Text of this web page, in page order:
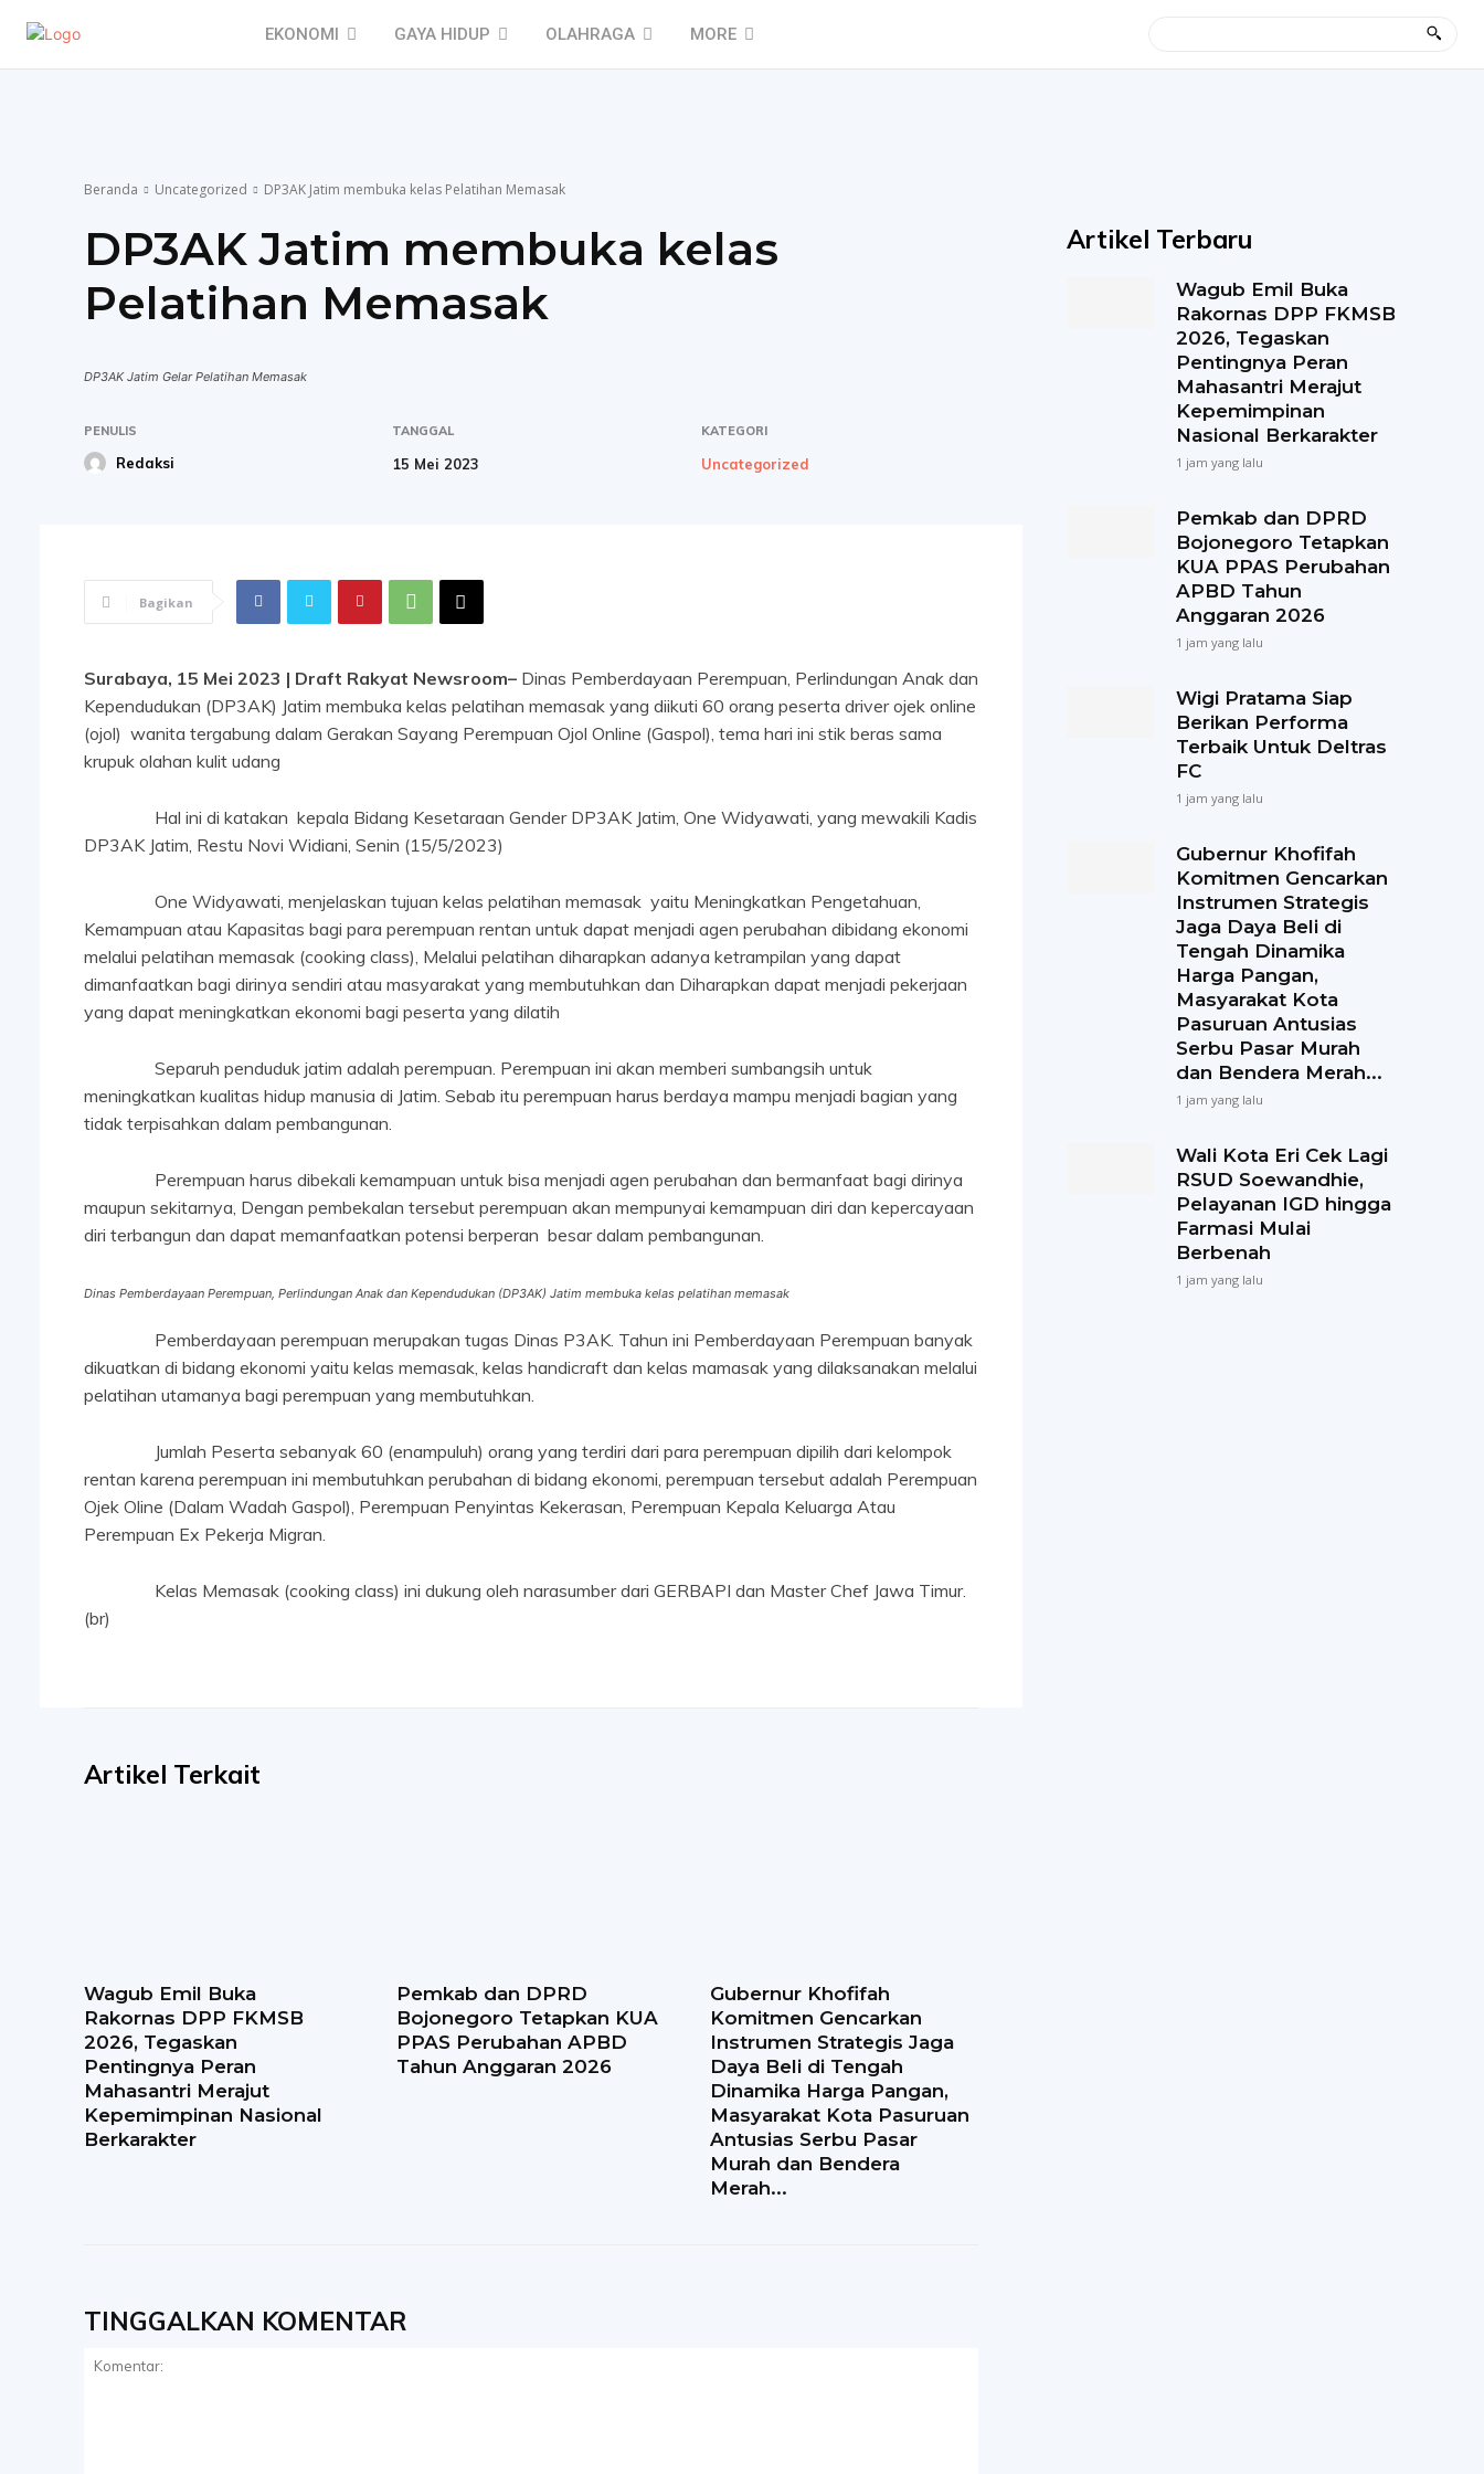
EKONOMI GAYA HIDUP OLAHRAGA MORE
Beranda Uncategorized DP3AK Jatim membuka kelas Pelatihan Memasak
DP3AK Jatim membuka kelas
Pelatihan Memasak
DP3AK Jatim Gelar Pelatihan Memasak
PENULIS
Redaksi
TANGGAL
15 Mei 2023
KATEGORI
Uncategorized
Bagikan
Surabaya, 15 Mei 2023 | Draft Rakyat Newsroom– Dinas Pemberdayaan Perempuan, Perlindungan Anak dan
Kependudukan (DP3AK) Jatim membuka kelas pelatihan memasak yang diikuti 60 orang peserta driver ojek online
(ojol) wanita tergabung dalam Gerakan Sayang Perempuan Ojol Online (Gaspol), tema hari ini stik beras sama
krupuk olahan kulit udang
Hal ini di katakan kepala Bidang Kesetaraan Gender DP3AK Jatim, One Widyawati, yang mewakili Kadis
DP3AK Jatim, Restu Novi Widiani, Senin (15/5/2023)
One Widyawati, menjelaskan tujuan kelas pelatihan memasak yaitu Meningkatkan Pengetahuan,
Kemampuan atau Kapasitas bagi para perempuan rentan untuk dapat menjadi agen perubahan dibidang ekonomi
melalui pelatihan memasak (cooking class), Melalui pelatihan diharapkan adanya ketrampilan yang dapat
dimanfaatkan bagi dirinya sendiri atau masyarakat yang membutuhkan dan Diharapkan dapat menjadi pekerjaan
yang dapat meningkatkan ekonomi bagi peserta yang dilatih
Separuh penduduk jatim adalah perempuan. Perempuan ini akan memberi sumbangsih untuk
meningkatkan kualitas hidup manusia di Jatim. Sebab itu perempuan harus berdaya mampu menjadi bagian yang
tidak terpisahkan dalam pembangunan.
Perempuan harus dibekali kemampuan untuk bisa menjadi agen perubahan dan bermanfaat bagi dirinya
maupun sekitarnya, Dengan pembekalan tersebut perempuan akan mempunyai kemampuan diri dan kepercayaan
diri terbangun dan dapat memanfaatkan potensi berperan besar dalam pembangunan.
Dinas Pemberdayaan Perempuan, Perlindungan Anak dan Kependudukan (DP3AK) Jatim membuka kelas pelatihan memasak
Pemberdayaan perempuan merupakan tugas Dinas P3AK. Tahun ini Pemberdayaan Perempuan banyak
dikuatkan di bidang ekonomi yaitu kelas memasak, kelas handicraft dan kelas mamasak yang dilaksanakan melalui
pelatihan utamanya bagi perempuan yang membutuhkan.
Jumlah Peserta sebanyak 60 (enampuluh) orang yang terdiri dari para perempuan dipilih dari kelompok
rentan karena perempuan ini membutuhkan perubahan di bidang ekonomi, perempuan tersebut adalah Perempuan
Ojek Oline (Dalam Wadah Gaspol), Perempuan Penyintas Kekerasan, Perempuan Kepala Keluarga Atau
Perempuan Ex Pekerja Migran.
Kelas Memasak (cooking class) ini dukung oleh narasumber dari GERBAPI dan Master Chef Jawa Timur.
(br)
Artikel Terkait
Wagub Emil Buka
Rakornas DPP FKMSB
2026, Tegaskan
Pentingnya Peran
Mahasantri Merajut
Kepemimpinan Nasional
Berkarakter
Pemkab dan DPRD
Bojonegoro Tetapkan KUA
PPAS Perubahan APBD
Tahun Anggaran 2026
Gubernur Khofifah
Komitmen Gencarkan
Instrumen Strategis Jaga
Daya Beli di Tengah
Dinamika Harga Pangan,
Masyarakat Kota Pasuruan
Antusias Serbu Pasar
Murah dan Bendera
Merah...
TINGGALKAN KOMENTAR
Artikel Terbaru
Wagub Emil Buka
Rakornas DPP FKMSB
2026, Tegaskan
Pentingnya Peran
Mahasantri Merajut
Kepemimpinan
Nasional Berkarakter
1 jam yang lalu
Pemkab dan DPRD
Bojonegoro Tetapkan
KUA PPAS Perubahan
APBD Tahun
Anggaran 2026
1 jam yang lalu
Wigi Pratama Siap
Berikan Performa
Terbaik Untuk Deltras
FC
1 jam yang lalu
Gubernur Khofifah
Komitmen Gencarkan
Instrumen Strategis
Jaga Daya Beli di
Tengah Dinamika
Harga Pangan,
Masyarakat Kota
Pasuruan Antusias
Serbu Pasar Murah
dan Bendera Merah...
1 jam yang lalu
Wali Kota Eri Cek Lagi
RSUD Soewandhie,
Pelayanan IGD hingga
Farmasi Mulai
Berbenah
1 jam yang lalu